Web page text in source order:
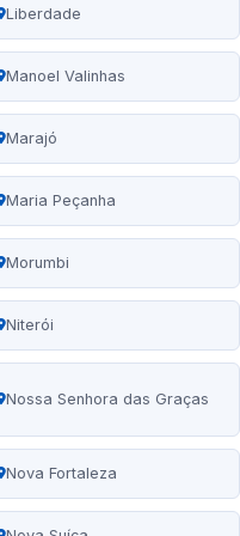
Liberdade
Manoel Valinhas
Marajó
Maria Peçanha
Morumbi
Niterói
Nossa Senhora das Graças
Nova Fortaleza